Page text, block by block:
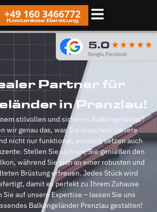
+49 160 3466772
Kostenlose Beratung
Partner für
in Prenzlau!
stilvollen und sicheren Balkongeländer?
wir genau das, was Sie brauchen! Unsere
nicht nur funktional, sondern setzen auch
Stellen Sie sich vor, Sie genießen den
während Sie sich an einer robusten und
Brüstung erfreuen. Jedes Stück wird
damit es perfekt zu Ihrem Zuhause
Sie auf unsere Expertise – lassen Sie uns
Balkongeländer Prenzlau gestalten!